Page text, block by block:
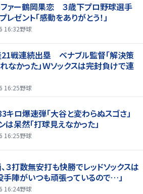
ァー鶴岡果恋 ３歳下プロ野球選手
レゼント「感動をありがとう！」
16:32野球
戦連続出塁 ベナブル監督「解決策
なかった」Ｗソックスは完封負けで連
16:25野球
キロ爆速弾「大谷と変わらぬスゴさ」
は呆然「打球見えなかった」
16:25野球
３打数無安打も快勝でレッドソックスは
手陣がいつも頑張っているので…」
16:24野球